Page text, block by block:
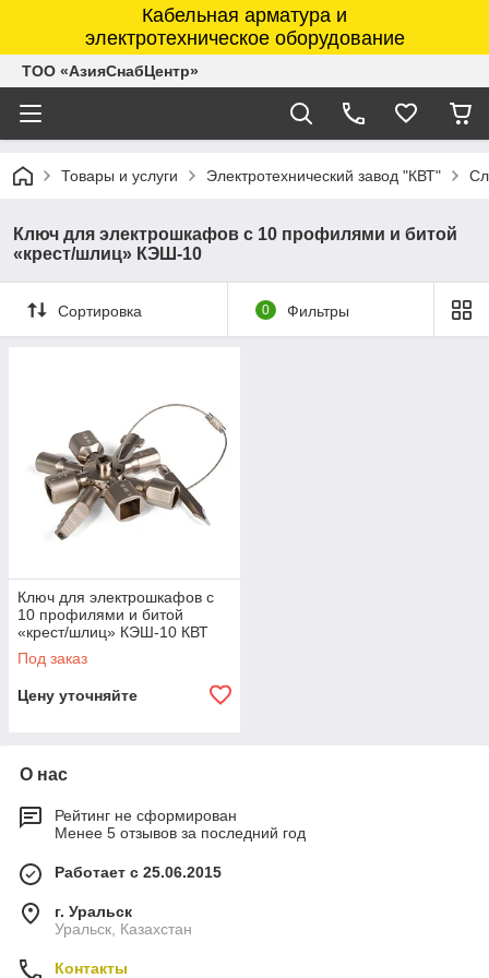
Кабельная арматура и
электротехническое оборудование
ТОО «АзияСнабЦентр»
Товары и услуги Электротехнический завод "КВТ"
Ключ для электрошкафов с 10 профилями и битой
«крест/шлиц» КЭШ-10
Сортировка 0 Фильтры
Ключ для электрошкафов с
10 профилями и битой
«крест/шлиц» КЭШ-10 КВТ
КЭШ-10
Под заказ
Цену уточняйте
О нас
Рейтинг не сформирован
Менее 5 отзывов за последний год
Работает с 25.06.2015
г. Уральск
Уральск, Казахстан
Контакты